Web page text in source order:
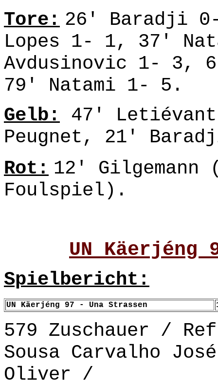
Tore: 26' Baradji
Lopes 1- 1, 37'
Avdusinovic 1- 3,
79' Natami 1- 5.
Gelb: 47'
Peugnet, 21'
Rot: 12' Gilgemann
Foulspiel).
UN Käerjéng
Spielbericht:
UN Käerjéng 97 - Una Strassen
579 Zuschauer /
Sousa Carvalho
Oliver /